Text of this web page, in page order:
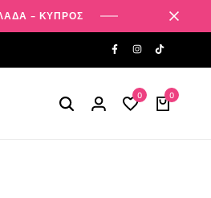
- ΚΥΠΡΟΣ
0 0